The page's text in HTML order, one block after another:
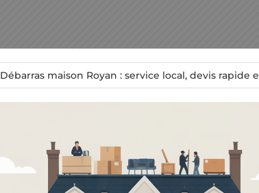
Débarras maison Royan : service local, devis